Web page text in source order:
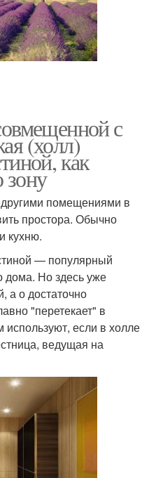
с
(холл)
как
помещениями в
простора. Обычно
кухню.
— популярный
дома. Но здесь уже
а о достаточно
"перетекает" в
если в холле
ведущая на